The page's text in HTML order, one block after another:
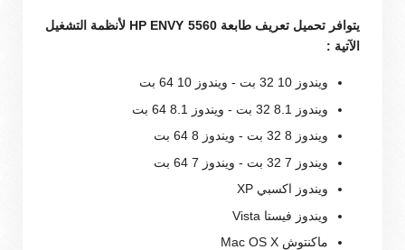
يتوافر تحميل تعريف طابعة HP ENVY 5560 لأنظمة التشغيل
الآتية :
ويندوز 10 32 بت - ويندوز 10 64 بت
ويندوز 8.1 32 بت - ويندوز 8.1 64 بت
ويندوز 8 32 بت - ويندوز 8 64 بت
ويندوز 7 32 بت - ويندوز 7 64 بت
ويندوز اكسبي XP
ويندوز فيستا Vista
ماكنتوش Mac OS X